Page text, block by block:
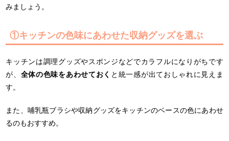
みましょう。
①キッチンの色味にあわせた収納グッズを選ぶ
キッチンは調理グッズやスポンジなどでカラフルになりがちです
が、 全体の色味をあわせておく と統一感が出ておしゃれに見えま
す。
また、哺乳瓶ブラシや収納グッズをキッチンのベースの色にあわせ
るのもおすすめ。